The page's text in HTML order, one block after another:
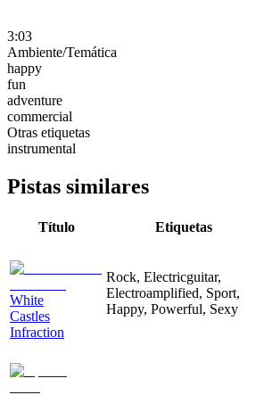
3:03
Ambiente/Temática
happy
fun
adventure
commercial
Otras etiquetas
instrumental
Pistas similares
Título Etiquetas
White
Castles
Infraction
Rock, Electricguitar,
Electroamplified, Sport,
Happy, Powerful, Sexy